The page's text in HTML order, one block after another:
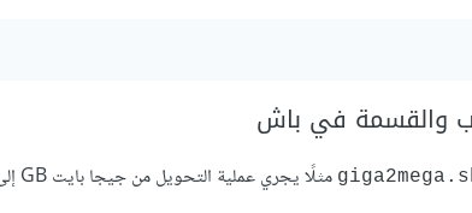
والقسمة في باش
مثلًا يجري عملية التحويل من جيجا بايت GB إلى ميجا بايت MB وفق التالي: